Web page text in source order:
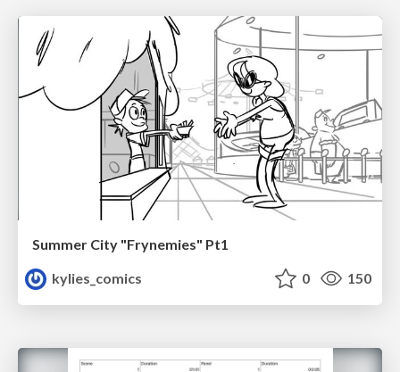
Summer City "Frynemies" Pt1
kylies_comics
0 150